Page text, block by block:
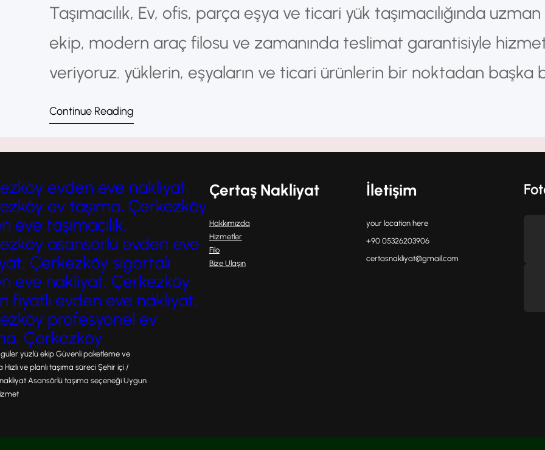
Taşımacılık, Ev, ofis, parça eşya ve ticari yük taşımacılığında uzman
ekip, modern araç filosu ve zamanında teslimat garantisiyle
veriyoruz. yüklerin, eşyaların ve ticari ürünlerin bir noktadan başka
noktaya güvenli şekilde ulaştırılmasını sağlayan önemli bir hizmet
Hem bireysel hem de…
Continue Reading
evden eve nakliyat,
ev taşıma, Çerkezköy
eve taşımacılık,
asansörlü evden eve
Çerkezköy sigortalı
eve nakliyat, Çerkezköy
fiyatlı evden eve nakliyat,
profesyonel ev
Çerkezköy
yüzlü ekip Güvenli paketleme ve
ve planlı taşıma süreci Şehir içi /
Asansörlü taşıma seçeneği Uygun
Çertaş Nakliyat
Hakkımızda
Hizmetler
Filo
Bize Ulaşın
İletişim
your location here
+90 05326203906
certasnakliyat@gmail.com